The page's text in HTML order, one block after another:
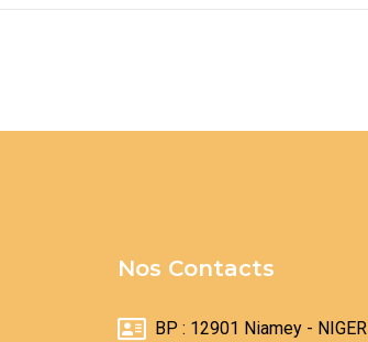
Nos Contacts
BP : 12901 Niamey - NIGER